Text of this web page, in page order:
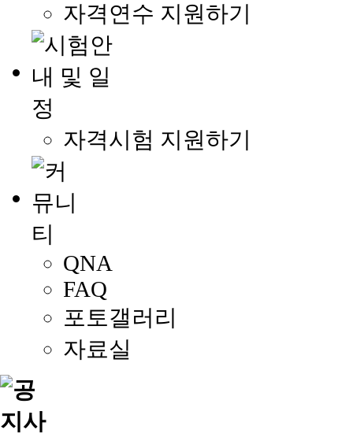
자격연수 지원하기
자격시험 지원하기
QNA
FAQ
포토갤러리
자료실